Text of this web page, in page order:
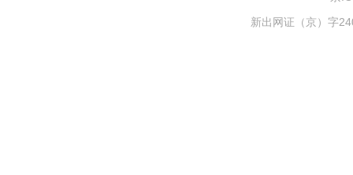
新出网证（京）字